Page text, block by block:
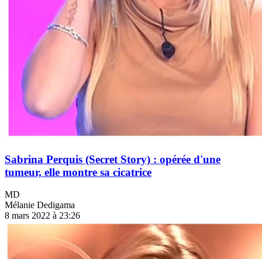
Sabrina Perquis (Secret Story) : opérée d'une
tumeur, elle montre sa cicatrice
MD
Mélanie Dedigama
8 mars 2022 à 23:26